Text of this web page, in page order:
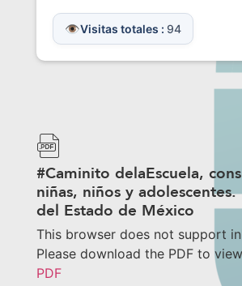
Visitas totales : 94
#Caminito delaEscuela,
niñas, niños y
del Estado de México
This browser does not support
Please download the PDF to
PDF